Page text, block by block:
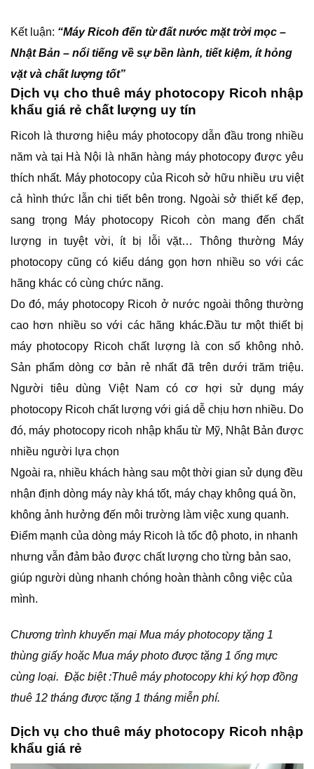
Kết luận: “Máy Ricoh đến từ đất nước mặt trời mọc –
Nhật Bản – nổi tiếng về sự bền lành, tiết kiệm, ít hỏng
vặt và chất lượng tốt”
Dịch vụ cho thuê máy photocopy Ricoh nhập
khẩu giá rẻ chất lượng uy tín
Ricoh là thương hiệu máy photocopy dẫn đầu trong nhiều
năm và tại Hà Nội là nhãn hàng máy photocopy được yêu
thích nhất. Máy photocopy của Ricoh sở hữu nhiều ưu việt
cả hình thức lẫn chi tiết bên trong. Ngoài sở thiết kế đẹp,
sang trọng Máy photocopy Ricoh còn mang đến chất
lượng in tuyệt vời, ít bị lỗi vặt… Thông thường Máy
photocopy cũng có kiểu dáng gọn hơn nhiều so với các
hãng khác có cùng chức năng.
Do đó, máy photocopy Ricoh ở nước ngoài thông thường
cao hơn nhiều so với các hãng khác.Đầu tư một thiết bị
máy photocopy Ricoh chất lượng là con số không nhỏ.
Sản phẩm dòng cơ bản rẻ nhất đã trên dưới trăm triệu.
Người tiêu dùng Việt Nam có cơ hợi sử dụng máy
photocopy Ricoh chất lượng với giá dễ chịu hơn nhiều. Do
đó, máy photocopy ricoh nhập khẩu từ Mỹ, Nhật Bản được
nhiều người lựa chọn
Ngoài ra, nhiều khách hàng sau một thời gian sử dụng đều
nhận định dòng máy này khá tốt, máy chạy không quá ồn,
không ảnh hưởng đến môi trường làm việc xung quanh.
Điểm mạnh của dòng máy Ricoh là tốc độ photo, in nhanh
nhưng vẫn đảm bảo được chất lượng cho từng bản sao,
giúp người dùng nhanh chóng hoàn thành công việc của
mình.
Chương trình khuyến mại Mua máy photocopy tặng 1
thùng giấy hoặc Mua máy photo được tặng 1 ống mực
cùng loại. Đặc biệt :Thuê máy photocopy khi ký hợp đồng
thuê 12 tháng được tặng 1 tháng miễn phí.
Dịch vụ cho thuê máy photocopy Ricoh nhập
khẩu giá rẻ